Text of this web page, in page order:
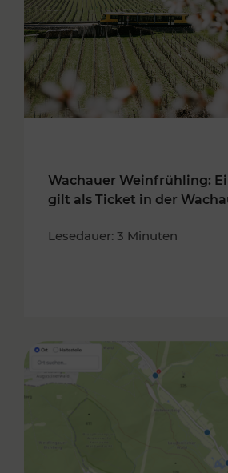
Wachauer Weinfrühling:
gilt als Ticket in der
Lesedauer: 3 Minuten